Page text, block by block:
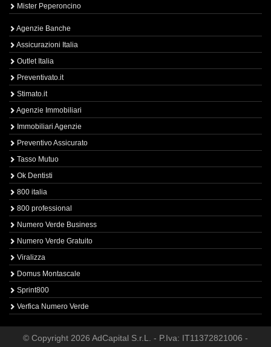
Mister Peperoncino
Agenzie Banche
Assicurazioni Italia
Outlet Italia
Preventivato.it
Stimato.it
Agenzie Immobiliari
Immobiliari Agenzie
Preventivo Assicurato
Tasso Mutuo
Ok Dentisti
800 italia
800 professional
Numero Verde Business
Numero Verde Gratuito
Viralizza
Domus Montascale
Sprint800
Verfica Numero Verde
© Copyright 2026 AdCapital S.r.L. - P.Iva: IT11372821006 -